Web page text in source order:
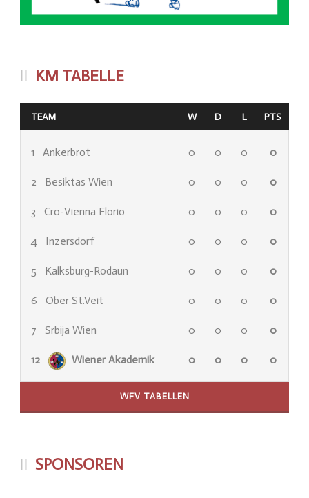
KM TABELLE
TEAM W D L PTS
1 Ankerbrot 0 0 0 0
2 Besiktas Wien 0 0 0 0
3 Cro-Vienna Florio 0 0 0 0
4 Inzersdorf 0 0 0 0
5 Kalksburg-Rodaun 0 0 0 0
6 Ober St.Veit 0 0 0 0
7 Srbija Wien 0 0 0 0
12 Wiener Akademik 0 0 0 0
WFV TABELLEN
SPONSOREN